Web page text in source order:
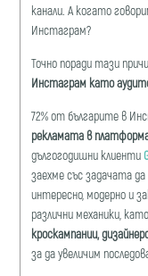
канали. А когато
Инстаграм?
Точно поради тази
Инстаграм като
72% от българите в
рекламата в
дългогодишни клиенти
заехме със задачата
интересно, модерно и
различни механики,
кроскампании,
за да увеличим